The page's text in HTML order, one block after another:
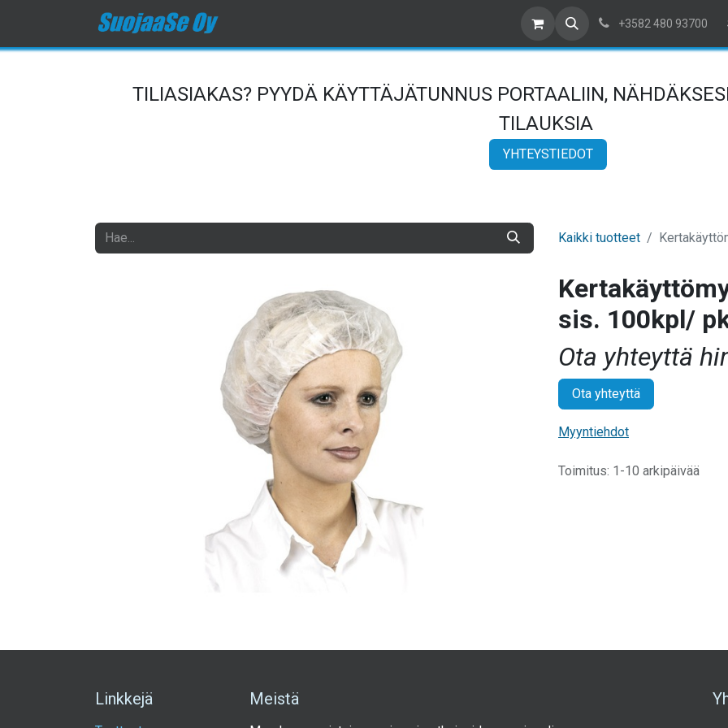
Referenssit Artikkelit Myyntiehdot
+3582 480 93700
TILIASIAKAS? PYYDÄ KÄYTTÄJÄTUNNUS PORTAALIIN,
TILAUKSIA
YHTEYSTIEDOT
Kaikki tuotteet
sis. 100kpl/
Ota yhteyttä
Ota yhteyttä
Myyntiehdot
Toimitus: 1-10 arkipäivää
Linkkejä Meistä